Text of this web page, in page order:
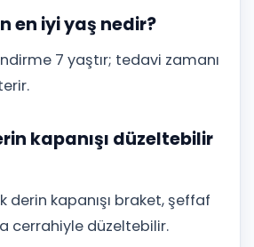
en iyi yaş nedir?
7 yaştır; tedavi zamanı
kapanışı düzeltebilir
kapanışı braket, şeffaf
cerrahiyle düzeltebilir.